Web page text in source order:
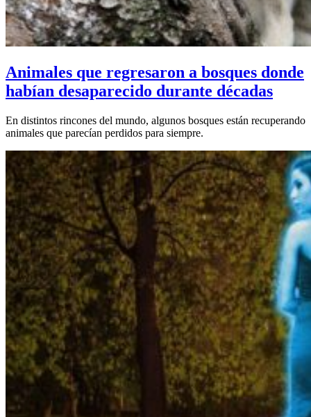
Animales que regresaron a bosques donde
habían desaparecido durante décadas
En distintos rincones del mundo, algunos bosques están recuperando
animales que parecían perdidos para siempre.